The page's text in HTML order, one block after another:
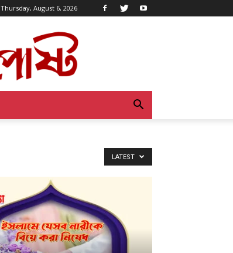
Thursday, August 6, 2026
LATEST